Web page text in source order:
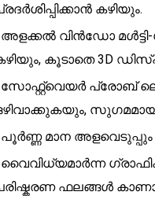
കഴിയും.
അളക്കൽ വിൻഡോ
കൂടാതെ 3D
സോഫ്റ്റ്‌വെയർ പ്രോബ്
പൂർണ്ണ മാന
വൈവിധ്യമാർന്ന
ഫലങ്ങൾ